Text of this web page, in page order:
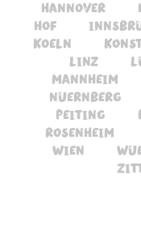
hannover
hof
koeln
linz
mannheim
nuernberg
peiting
rosenheim
wien